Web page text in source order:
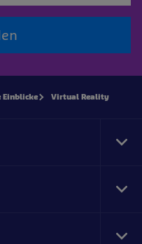
Einblicke Virtual Reality